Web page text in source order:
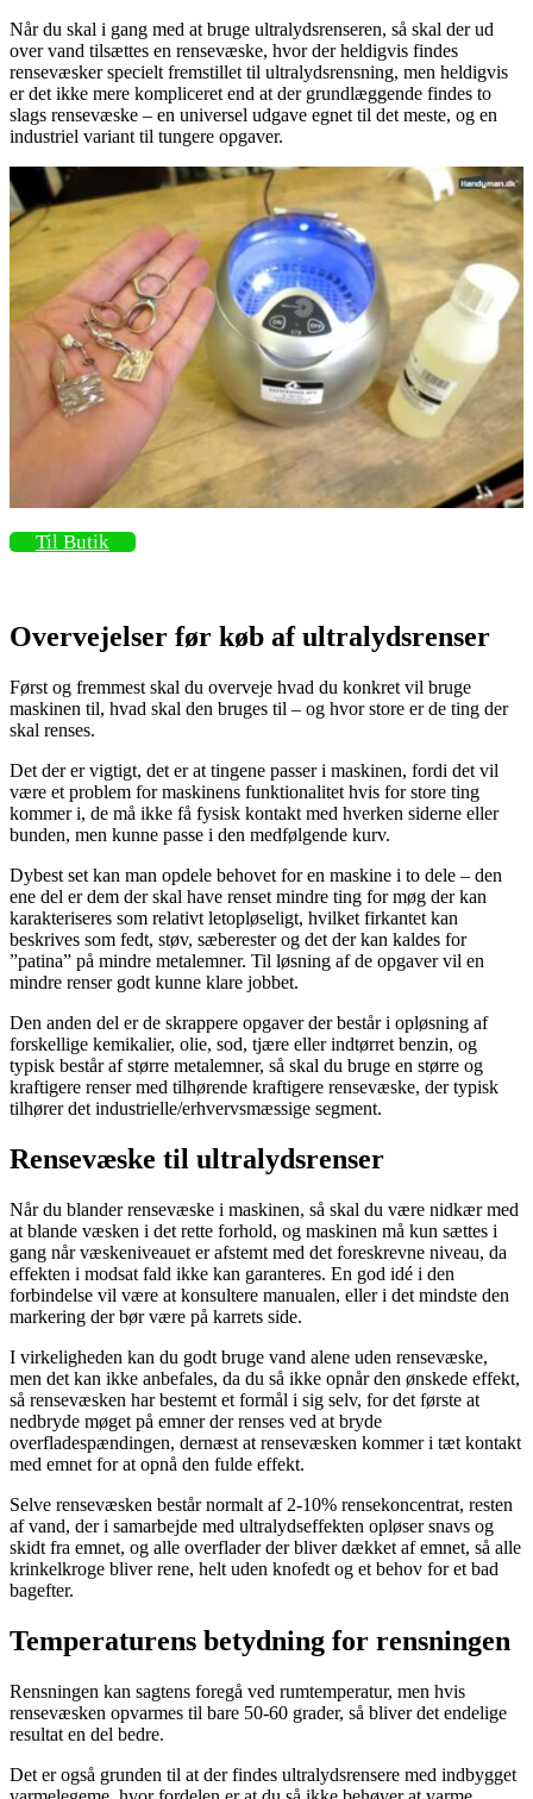
Når du skal i gang med at bruge ultralydsrenseren, så skal der ud
over vand tilsættes en rensevæske, hvor der heldigvis findes
rensevæsker specielt fremstillet til ultralydsrensning, men heldigvis
er det ikke mere kompliceret end at der grundlæggende findes to
slags rensevæske – en universel udgave egnet til det meste, og en
industriel variant til tungere opgaver.
Til Butik
Overvejelser før køb af ultralydsrenser
Først og fremmest skal du overveje hvad du konkret vil bruge
maskinen til, hvad skal den bruges til – og hvor store er de ting der
skal renses.
Det der er vigtigt, det er at tingene passer i maskinen, fordi det vil
være et problem for maskinens funktionalitet hvis for store ting
kommer i, de må ikke få fysisk kontakt med hverken siderne eller
bunden, men kunne passe i den medfølgende kurv.
Dybest set kan man opdele behovet for en maskine i to dele – den
ene del er dem der skal have renset mindre ting for møg der kan
karakteriseres som relativt letopløseligt, hvilket firkantet kan
beskrives som fedt, støv, sæberester og det der kan kaldes for
”patina” på mindre metalemner. Til løsning af de opgaver vil en
mindre renser godt kunne klare jobbet.
Den anden del er de skrappere opgaver der består i opløsning af
forskellige kemikalier, olie, sod, tjære eller indtørret benzin, og
typisk består af større metalemner, så skal du bruge en større og
kraftigere renser med tilhørende kraftigere rensevæske, der typisk
tilhører det industrielle/erhvervsmæssige segment.
Rensevæske til ultralydsrenser
Når du blander rensevæske i maskinen, så skal du være nidkær med
at blande væsken i det rette forhold, og maskinen må kun sættes i
gang når væskeniveauet er afstemt med det foreskrevne niveau, da
effekten i modsat fald ikke kan garanteres. En god idé i den
forbindelse vil være at konsultere manualen, eller i det mindste den
markering der bør være på karrets side.
I virkeligheden kan du godt bruge vand alene uden rensevæske,
men det kan ikke anbefales, da du så ikke opnår den ønskede effekt,
så rensevæsken har bestemt et formål i sig selv, for det første at
nedbryde møget på emner der renses ved at bryde
overfladespændingen, dernæst at rensevæsken kommer i tæt kontakt
med emnet for at opnå den fulde effekt.
Selve rensevæsken består normalt af 2-10% rensekoncentrat, resten
af vand, der i samarbejde med ultralydseffekten opløser snavs og
skidt fra emnet, og alle overflader der bliver dækket af emnet, så alle
krinkelkroge bliver rene, helt uden knofedt og et behov for et bad
bagefter.
Temperaturens betydning for rensningen
Rensningen kan sagtens foregå ved rumtemperatur, men hvis
rensevæsken opvarmes til bare 50-60 grader, så bliver det endelige
resultat en del bedre.
Det er også grunden til at der findes ultralydsrensere med indbygget